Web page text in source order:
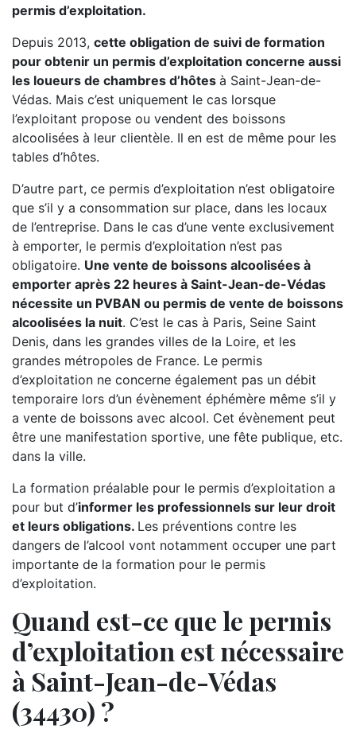
permis d’exploitation.
Depuis 2013, cette obligation de suivi de formation
pour obtenir un permis d’exploitation concerne aussi
les loueurs de chambres d’hôtes à Saint-Jean-de-
Védas. Mais c’est uniquement le cas lorsque
l’exploitant propose ou vendent des boissons
alcoolisées à leur clientèle. Il en est de même pour les
tables d’hôtes.
D’autre part, ce permis d’exploitation n’est obligatoire
que s’il y a consommation sur place, dans les locaux
de l’entreprise. Dans le cas d’une vente exclusivement
à emporter, le permis d’exploitation n’est pas
obligatoire. Une vente de boissons alcoolisées à
emporter après 22 heures à Saint-Jean-de-Védas
nécessite un PVBAN ou permis de vente de boissons
alcoolisées la nuit. C’est le cas à Paris, Seine Saint
Denis, dans les grandes villes de la Loire, et les
grandes métropoles de France. Le permis
d’exploitation ne concerne également pas un débit
temporaire lors d’un évènement éphémère même s’il y
a vente de boissons avec alcool. Cet évènement peut
être une manifestation sportive, une fête publique, etc.
dans la ville.
La formation préalable pour le permis d’exploitation a
pour but d’informer les professionnels sur leur droit
et leurs obligations. Les préventions contre les
dangers de l’alcool vont notamment occuper une part
importante de la formation pour le permis
d’exploitation.
Quand est-ce que le permis
d’exploitation est nécessaire
à Saint-Jean-de-Védas
(34430) ?